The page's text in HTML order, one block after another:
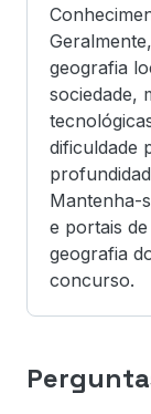
geografia
sociedade,
dificuldade
Mantenha-
e portais
geografia
concurso.